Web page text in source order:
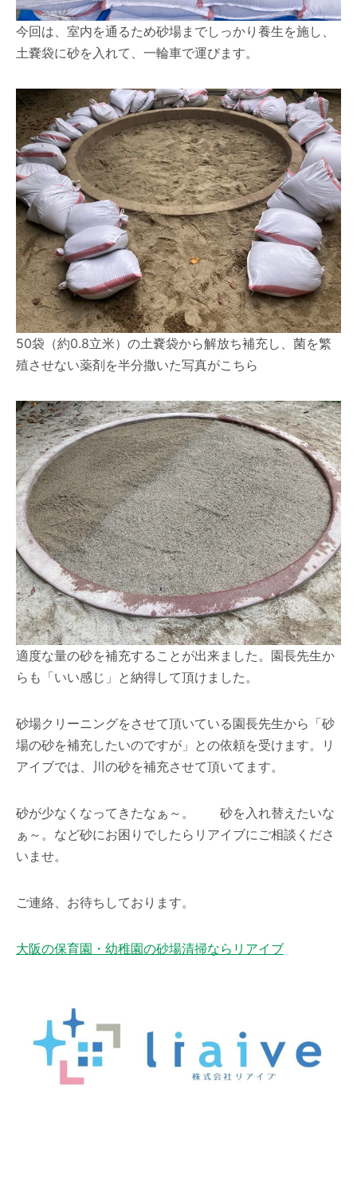
今回は、室内を通るため砂場までしっかり養生を施し、
土嚢袋に砂を入れて、一輪車で運びます。
50袋（約0.8立米）の土嚢袋から解放ち補充し、菌を繁
殖させない薬剤を半分撒いた写真がこちら
適度な量の砂を補充することが出来ました。園長先生か
らも「いい感じ」と納得して頂けました。
砂場クリーニングをさせて頂いている園長先生から「砂
場の砂を補充したいのですが」との依頼を受けます。リ
アイブでは、川の砂を補充させて頂いてます。
砂が少なくなってきたなぁ～。 砂を入れ替えたいな
ぁ～。など砂にお困りでしたらリアイブにご相談くださ
いませ。
ご連絡、お待ちしております。
大阪の保育園・幼稚園の砂場清掃ならリアイブ